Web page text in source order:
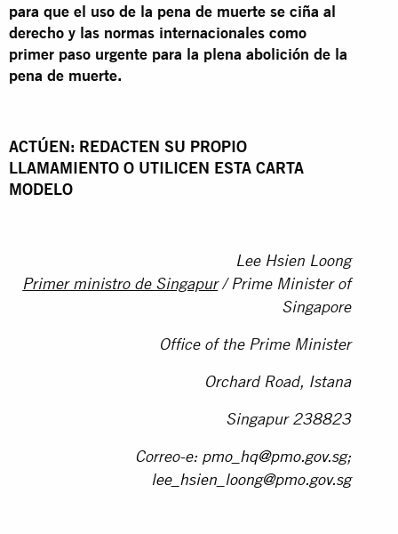
para que el uso de la pena de muerte se ciña al
derecho y las normas internacionales como
primer paso urgente para la plena abolición de la
pena de muerte.
ACTÚEN: REDACTEN SU PROPIO
LLAMAMIENTO O UTILICEN ESTA CARTA
MODELO
Lee Hsien Loong
Primer ministro de Singapur/ Prime Minister of
Singapore
Office of the Prime Minister
Orchard Road, Istana
Singapur 238823
Correo-e: pmo_hq@pmo.gov.sg;
lee_hsien_loong@pmo.gov.sg